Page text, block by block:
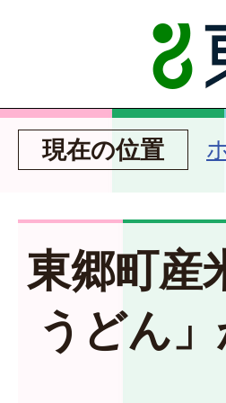
現在の位置
東郷町産
うどん